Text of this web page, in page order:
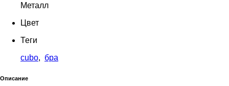
Металл
Цвет
Теги
cubo, бра
Описание